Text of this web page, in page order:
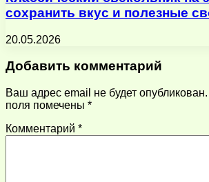
сохранить вкус и полезные
20.05.2026
Добавить комментарий
Ваш адрес email не будет опубликован.
поля помечены *
Комментарий *